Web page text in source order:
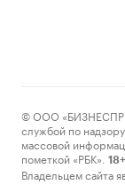
© ООО
службой по
массовой
пометкой «РБК».
18+
Владельцем сайта